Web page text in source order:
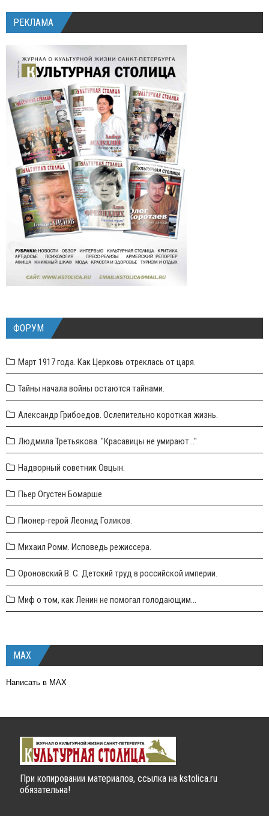
РЕКЛАМА
ФОРУМ
Март 1917 года. Как Церковь отреклась от царя.
Тайны начала войны остаются тайнами.
Александр Грибоедов. Ослепительно короткая жизнь.
Людмила Третьякова. "Красавицы не умирают..."
Надворный советник Овцын.
Пьер Огустен Бомарше
Пионер-герой Леонид Голиков.
Михаил Ромм. Исповедь режиссера.
Ороновский В. С. Детский труд в российской империи.
Миф о том, как Ленин не помогал голодающим...
MAX
Написать в MAX
При копировании материалов, ссылка на kstolica.ru
обязательна!